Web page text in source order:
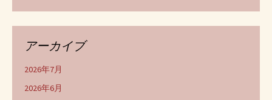
アーカイブ
2026年7月
2026年6月